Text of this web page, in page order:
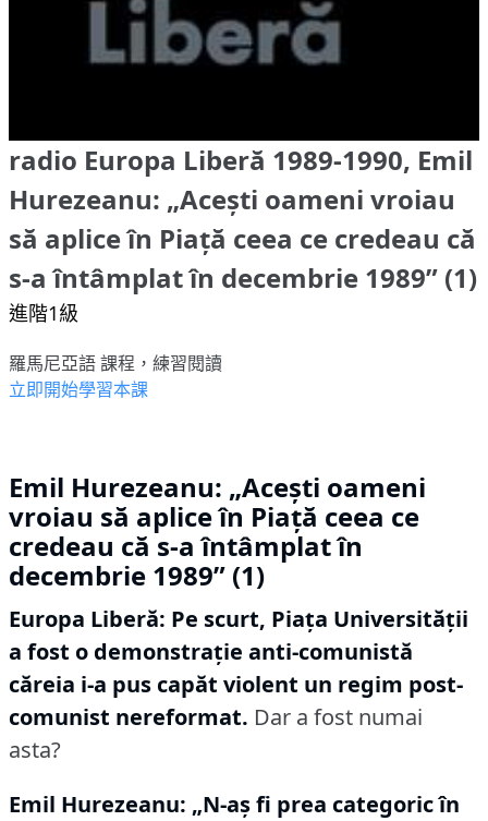
radio Europa Liberă 1989-1990, Emil
Hurezeanu: „Acești oameni vroiau
să aplice în Piață ceea ce credeau că
s-a întâmplat în decembrie 1989” (1)
進階1級
羅馬尼亞語 課程，練習閱讀
立即開始學習本課
Emil Hurezeanu: „Acești oameni
vroiau să aplice în Piață ceea ce
credeau că s-a întâmplat în
decembrie 1989” (1)
Europa Liberă: Pe scurt, Piața Universității
a fost o demonstrație anti-comunistă
căreia i-a pus capăt violent un regim post-
comunist nereformat. Dar a fost numai
asta?
Emil Hurezeanu: „N-aș fi prea categoric în